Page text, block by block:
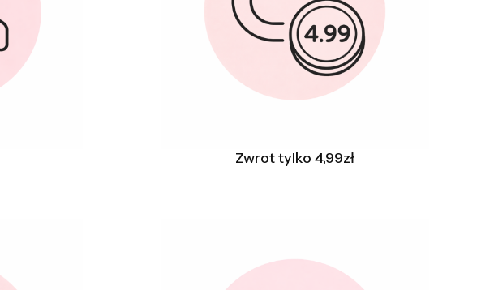
Zwrot tylko 4,99zł